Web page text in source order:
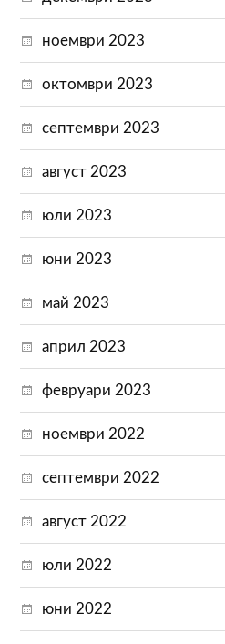
ноември 2023
октомври 2023
септември 2023
август 2023
юли 2023
юни 2023
май 2023
април 2023
февруари 2023
ноември 2022
септември 2022
август 2022
юли 2022
юни 2022